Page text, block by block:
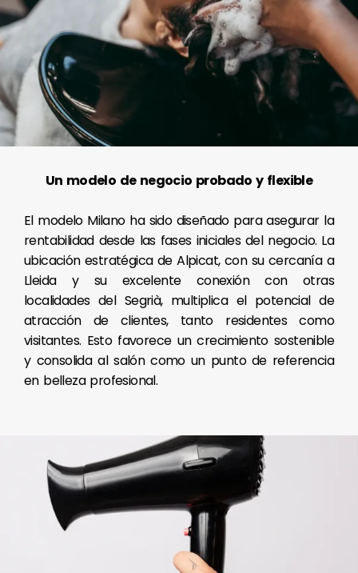
Un modelo de negocio probado y flexible
El modelo Milano ha sido diseñado para asegurar la
rentabilidad desde las fases iniciales del negocio. La
ubicación estratégica de Alpicat, con su cercanía a
Lleida y su excelente conexión con otras
localidades del Segrià, multiplica el potencial de
atracción de clientes, tanto residentes como
visitantes. Esto favorece un crecimiento sostenible
y consolida al salón como un punto de referencia
en belleza profesional.